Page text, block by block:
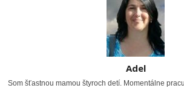
Adel
Som šťastnou mamou štyroch detí. Momentálne